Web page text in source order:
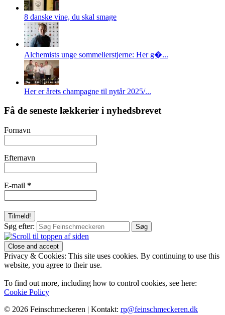
8 danske vine, du skal smage
Alchemists unge sommelierstjerne: Her g�...
Her er årets champagne til nytår 2025/...
Få de seneste lækkerier i nyhedsbrevet
Fornavn
Efternavn
E-mail *
Søg efter:
Privacy & Cookies: This site uses cookies. By continuing to use this
website, you agree to their use.
To find out more, including how to control cookies, see here:
Cookie Policy
© 2026 Feinschmeckeren | Kontakt: rp@feinschmeckeren.dk